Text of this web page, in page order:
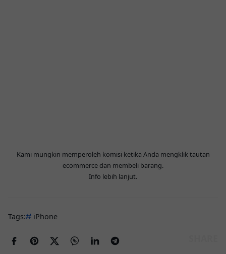
Kami mungkin memperoleh komisi ketika Anda mengklik tautan
ecommerce dan membeli barang.
Info lebih lanjut.
Tags: iPhone